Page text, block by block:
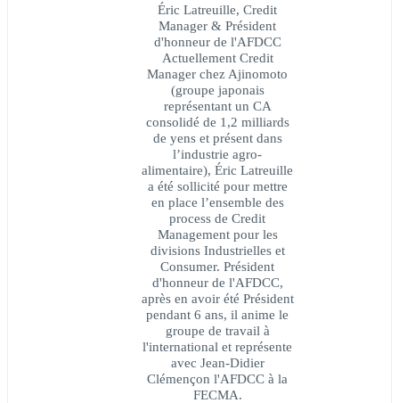
Éric Latreuille, Credit
Manager & Président
d'honneur de l'AFDCC
Actuellement Credit
Manager chez Ajinomoto
(groupe japonais
représentant un CA
consolidé de 1,2 milliards
de yens et présent dans
l’industrie agro-
alimentaire), Éric Latreuille
a été sollicité pour mettre
en place l’ensemble des
process de Credit
Management pour les
divisions Industrielles et
Consumer. Président
d'honneur de l'AFDCC,
après en avoir été Président
pendant 6 ans, il anime le
groupe de travail à
l'international et représente
avec Jean-Didier
Clémençon l'AFDCC à la
FECMA.